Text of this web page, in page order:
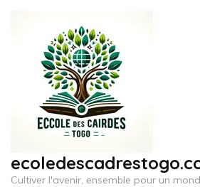
contenu
(Pressez
Cultiver l'avenir, ensemble pour un